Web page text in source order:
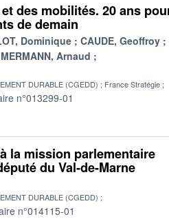
des mobilités. 20 ans
de demain
Dominique
CAUDE, Geoffroy
Arnaud
DURABLE (CGEDD) France Stratégie
n°013299-01
la mission parlementaire
du Val-de-Marne
DURABLE (CGEDD)
n°014115-01